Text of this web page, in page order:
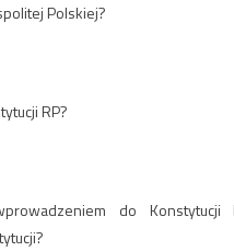
Polskiej?
RP?
do Konstytucji